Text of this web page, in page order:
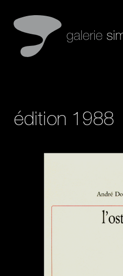
édition 1988